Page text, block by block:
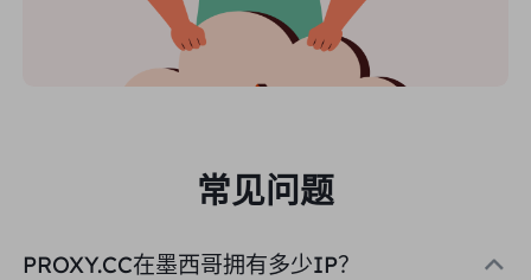
常见问题
PROXY.CC在墨西哥拥有多少IP？